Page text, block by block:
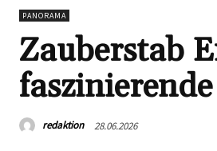
PANORAMA
Zauberstab
redaktion 28.06.2026